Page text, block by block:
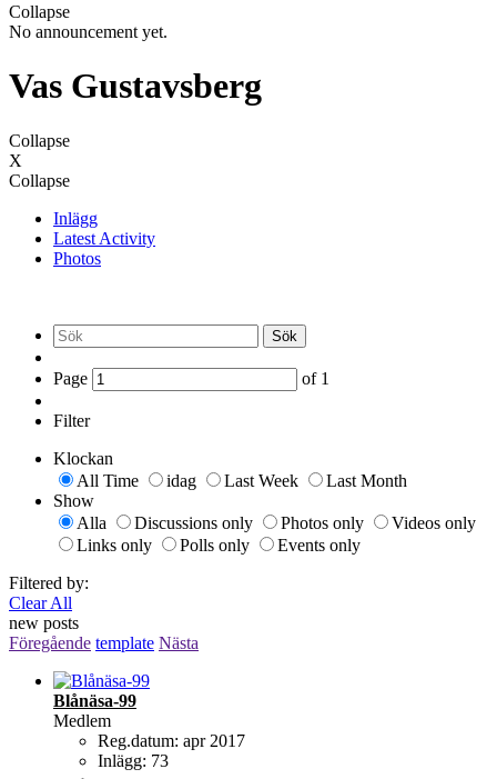
Collapse
No announcement yet.
Vas Gustavsberg
Collapse
X
Collapse
Inlägg
Latest Activity
Photos
Sök
Page of 1
Filter
Klockan
All Time
idag Last Week
Last Month
Show
Alla
Discussions only Photos only
Videos only
Links only
Polls only
Events only
Filtered by:
Clear All
new posts
Föregående template Nästa
Blånäsa-99
Medlem
Reg.datum: apr 2017
Inlägg: 73